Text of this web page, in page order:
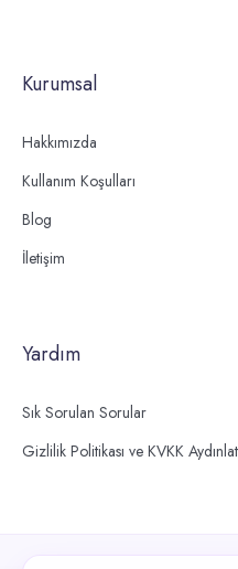
Kurumsal
Hakkımızda
Kullanım Koşulları
Blog
İletişim
Yardım
Sık Sorulan Sorular
Gizlilik Politikası ve KVKK